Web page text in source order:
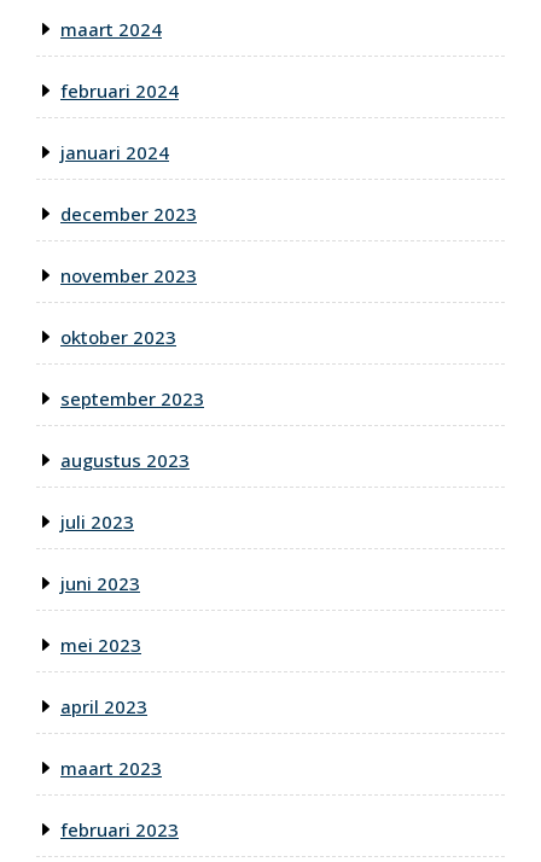
maart 2024
februari 2024
januari 2024
december 2023
november 2023
oktober 2023
september 2023
augustus 2023
juli 2023
juni 2023
mei 2023
april 2023
maart 2023
februari 2023